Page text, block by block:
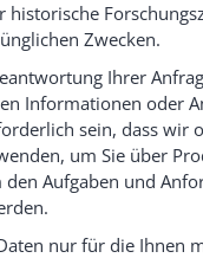
historische
Zwecken.
Ihrer
Informationen oder
sein, dass wir
um Sie über
Aufgaben und
nur für die Ihnen